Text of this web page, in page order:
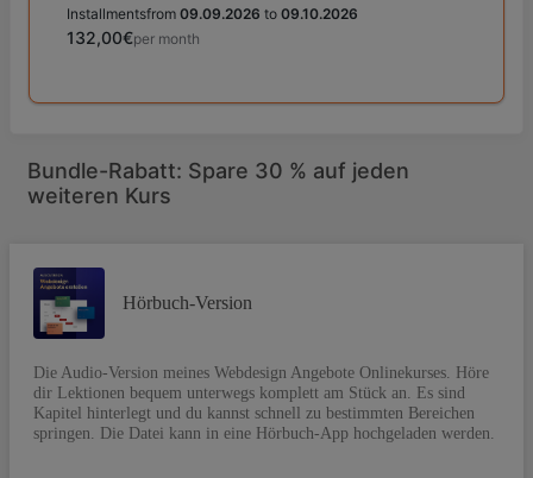
Installmentsfrom 09.09.2026 to 09.10.2026
132,00€per month
Bundle-Rabatt: Spare 30 % auf jeden
weiteren Kurs
Hörbuch-Version
Die Audio-Version meines Webdesign Angebote Onlinekurses. Höre
dir Lektionen bequem unterwegs komplett am Stück an. Es sind
Kapitel hinterlegt und du kannst schnell zu bestimmten Bereichen
springen. Die Datei kann in eine Hörbuch-App hochgeladen werden.